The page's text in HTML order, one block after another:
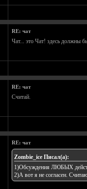
RE: чат
Чат... это Чат! здесь должны
RE: чат
Считай.
RE: чат
Zombie_ice Писал(а):
1)Обсуждения ЛЮБЫХ
2)А вот я не согласен.